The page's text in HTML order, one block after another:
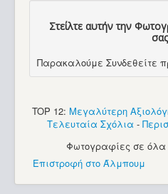
Στείλτε αυτήν την
σας
Παρακαλούμε Συνδεθείτε
TOP 12: Μεγαλύτερη
Τελευταία Σχόλια -
Φωτογραφίες σε
Επιστροφή στο Άλμπουμ